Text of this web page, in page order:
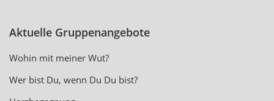
Aktuelle Gruppenangebote
Wohin mit meiner Wut?
Wer bist Du, wenn Du Du bist?